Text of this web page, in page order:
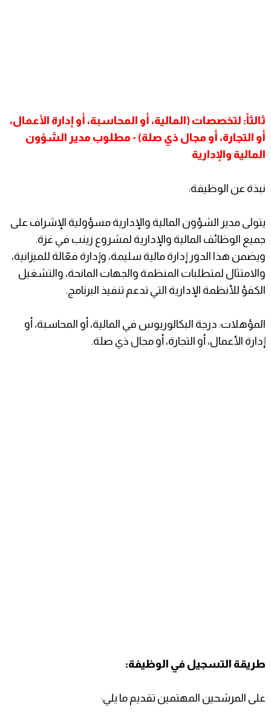
ثالثاً: لتخصصات (المالية، أو المحاسبة، أو إدارة الأعمال،
أو التجارة، أو مجال ذي صلة) - مطلوب مدير الشؤون
المالية والإدارية
نبذة عن الوظيفة:
يتولى مدير الشؤون المالية والإدارية مسؤولية الإشراف على
جميع الوظائف المالية والإدارية لمشروع زينب في غزة.
ويضمن هذا الدور إدارة مالية سليمة، وإدارة فعّالة للميزانية،
والامتثال لمتطلبات المنظمة والجهات المانحة، والتشغيل
الكفؤ للأنظمة الإدارية التي تدعم تنفيذ البرنامج.
المؤهلات: درجة البكالوريوس في المالية، أو المحاسبة، أو
إدارة الأعمال، أو التجارة، أو مجال ذي صلة.
طريقة التسجيل في الوظيفة:
على المرشحين المهتمين تقديم ما يلي: